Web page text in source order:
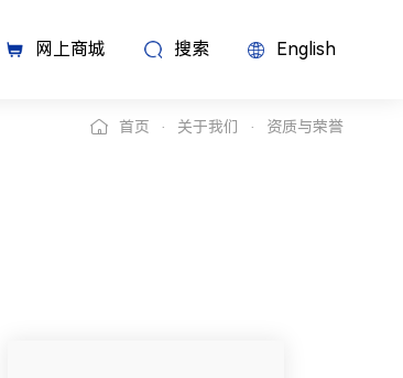
网上商城 搜索 English
首页 关于我们 资质与荣誉